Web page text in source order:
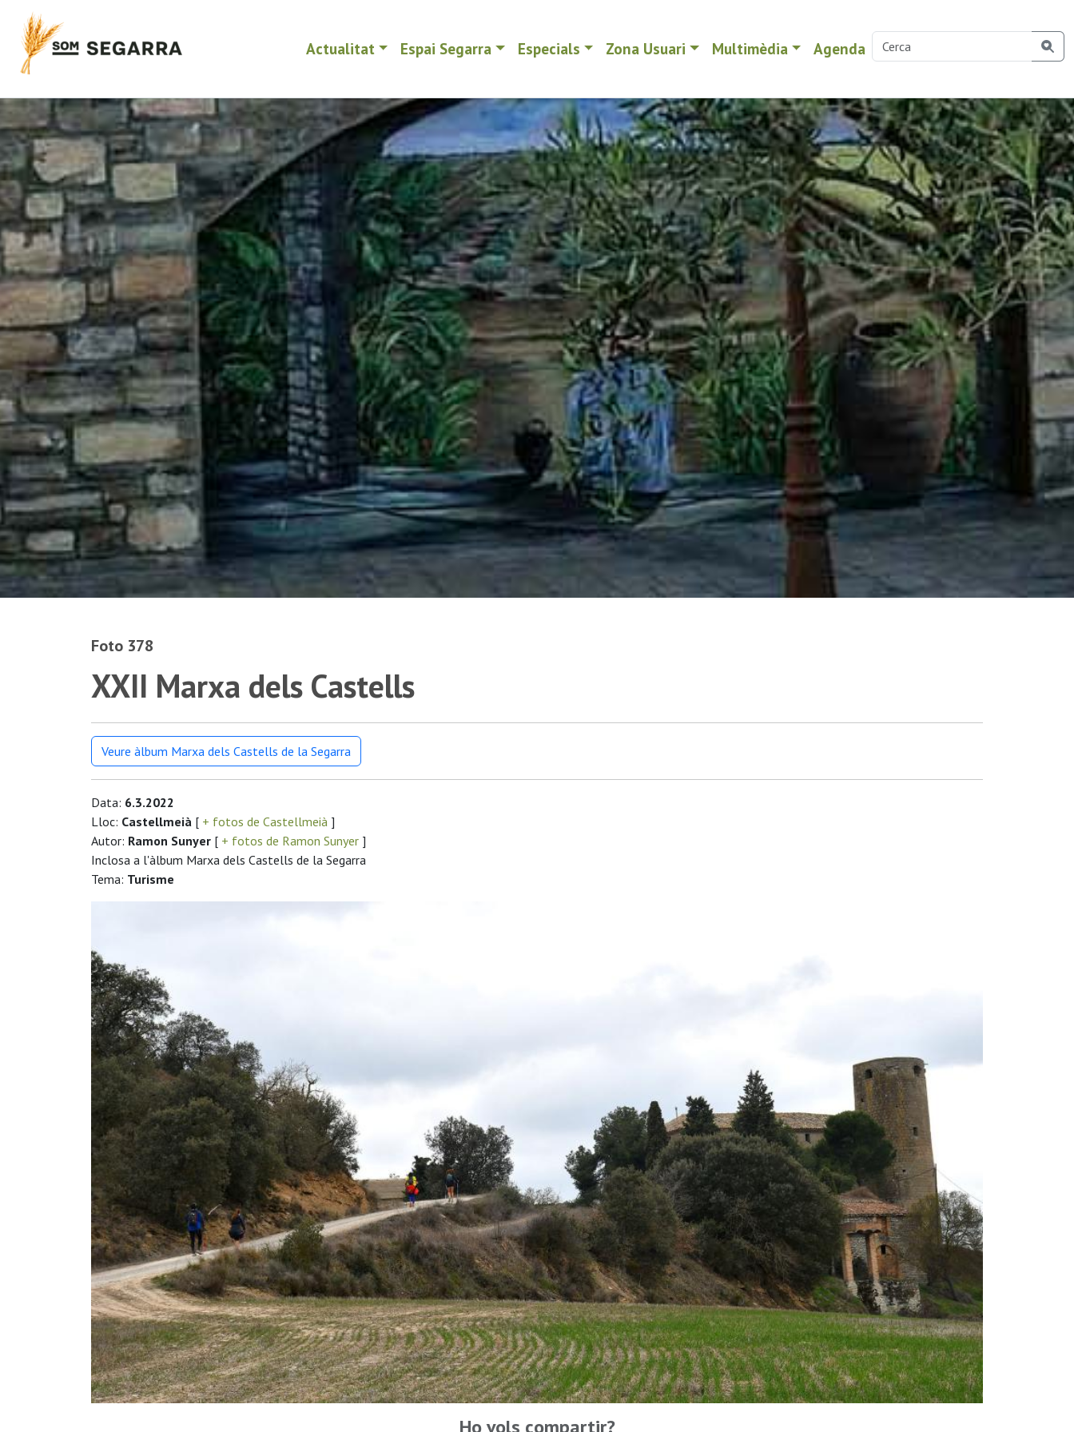
Actualitat Espai Segarra Especials Zona Usuari Multimèdia Agenda
Foto 378
XXII Marxa dels Castells
Veure àlbum Marxa dels Castells de la Segarra
Data: 6.3.2022
Lloc: Castellmeià [ + fotos de Castellmeià ]
Autor: Ramon Sunyer [ + fotos de Ramon Sunyer ]
Inclosa a l'àlbum Marxa dels Castells de la Segarra
Tema: Turisme
Ho vols compartir?